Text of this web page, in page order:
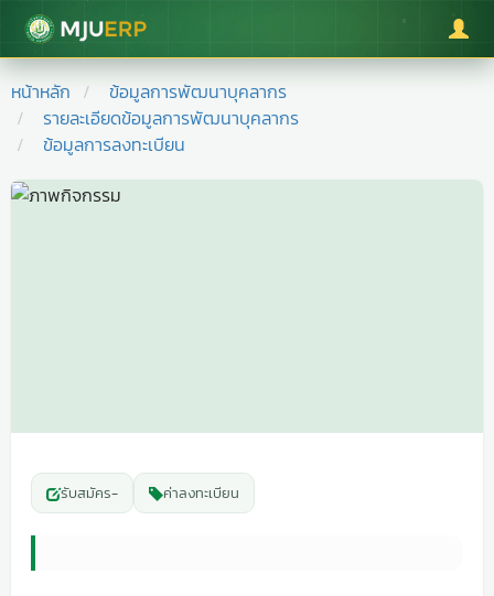
มหาวิทยาลัยแม่โจ้
หน้าหลัก
ข้อมูลการพัฒนาบุคลากร
รายละเอียดข้อมูลการพัฒนาบุคลากร
ข้อมูลการลงทะเบียน
รับสมัคร- ค่าลงทะเบียน